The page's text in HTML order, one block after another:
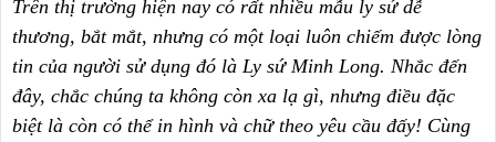
Trên thị trường hiện nay có rất nhiều mẫu ly sứ dễ
thương, bắt mắt, nhưng có một loại luôn chiếm được lòng
tin của người sử dụng đó là Ly sứ Minh Long. Nhắc đến
đây, chắc chúng ta không còn xa lạ gì, nhưng điều đặc
biệt là còn có thể in hình và chữ theo yêu cầu đấy! Cùng